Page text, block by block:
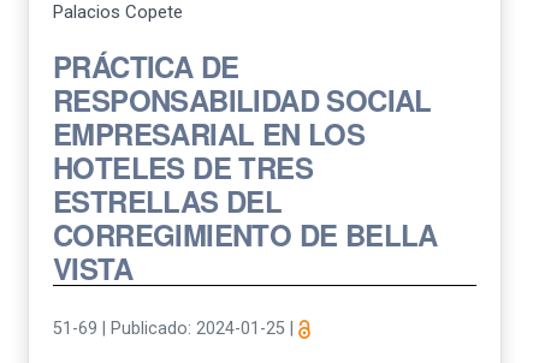
Palacios Copete
PRÁCTICA DE
RESPONSABILIDAD SOCIAL
EMPRESARIAL EN LOS
HOTELES DE TRES
ESTRELLAS DEL
CORREGIMIENTO DE BELLA
VISTA
51-69 Publicado: 2024-01-25